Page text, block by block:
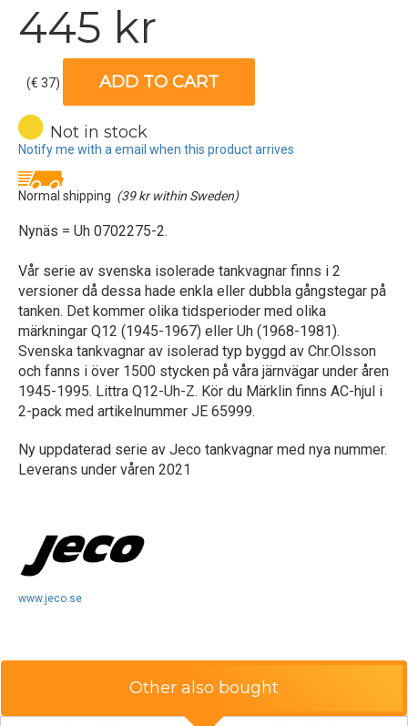
445 kr
(€ 37) ADD TO CART
Not in stock
Notify me with a email when this product arrives
Normal shipping (39 kr within Sweden)
Nynäs = Uh 0702275-2.
Vår serie av svenska isolerade tankvagnar finns i 2
versioner då dessa hade enkla eller dubbla gångstegar på
tanken. Det kommer olika tidsperioder med olika
märkningar Q12 (1945-1967) eller Uh (1968-1981).
Svenska tankvagnar av isolerad typ byggd av Chr.Olsson
och fanns i över 1500 stycken på våra järnvägar under åren
1945-1995. Littra Q12-Uh-Z. Kör du Märklin finns AC-hjul i
2-pack med artikelnummer JE 65999.
Ny uppdaterad serie av Jeco tankvagnar med nya nummer.
Leverans under våren 2021
www.jeco.se
Other also bought